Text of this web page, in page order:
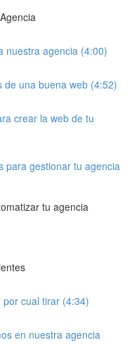
nuestra agencia (4:00)
de una buena web (4:52)
crear la web de tu
para gestionar tu agencia
tu agencia
cual tirar (4:34)
en nuestra agencia